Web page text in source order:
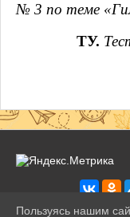
№ 3 по теме
ТУ.
Пользуясь нашим